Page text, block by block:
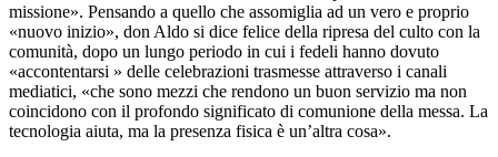
missione». Pensando a quello che assomiglia ad un vero e proprio
«nuovo inizio», don Aldo si dice felice della ripresa del culto con la
comunità, dopo un lungo periodo in cui i fedeli hanno dovuto
«accontentarsi » delle celebrazioni trasmesse attraverso i canali
mediatici, «che sono mezzi che rendono un buon servizio ma non
coincidono con il profondo significato di comunione della messa. La
tecnologia aiuta, ma la presenza fisica è un’altra cosa».